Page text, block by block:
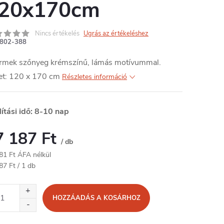
Nincs értékelés Ugrás az értékeléshez
802-388
szőnyeg krémszínű, lámás motívummal.
120 x 170 cm Részletes információ
idő: 8-10 nap
187 Ft / db
Ft ÁFA nélkül
Ft / 1 db
HOZZÁADÁS A KOSÁRHOZ